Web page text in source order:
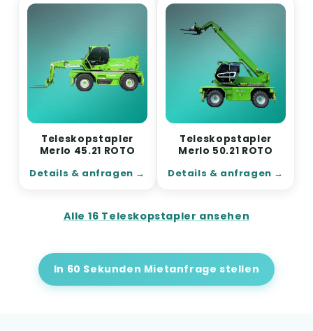
Teleskopstapler
Merlo 45.21 ROTO
Details & anfragen
Teleskopstapler
Merlo 50.21 ROTO
Details & anfragen
Alle 16 Teleskopstapler ansehen
In 60 Sekunden Mietanfrage stellen